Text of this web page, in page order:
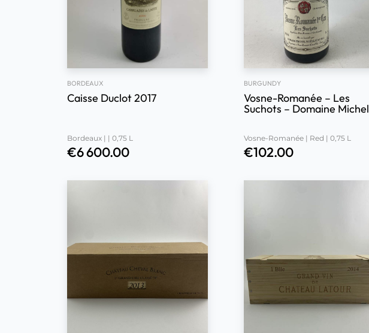
BORDEAUX
Caisse Duclot 2017
Bordeaux | | 0,75 L
€6 600.00
BURGUNDY
Vosne-Romanée – Les
Suchots – Domaine Michel
Vosne-Romanée | Red | 0,75 L
€102.00